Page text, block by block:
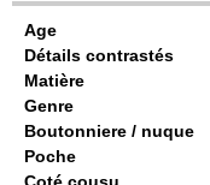
Age
Détails contrastés
Matière
Genre
Boutonniere / nuque
Poche